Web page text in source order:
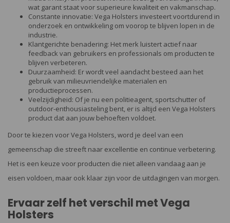
wat garant staat voor superieure kwaliteit en vakmanschap.
Constante innovatie: Vega Holsters investeert voortdurend in
onderzoek en ontwikkeling om voorop te blijven lopen in de
industrie.
Klantgerichte benadering: Het merk luistert actief naar
feedback van gebruikers en professionals om producten te
blijven verbeteren.
Duurzaamheid: Er wordt veel aandacht besteed aan het
gebruik van milieuvriendelijke materialen en
productieprocessen.
Veelzijdigheid: Of je nu een politieagent, sportschutter of
outdoor-enthousiasteling bent, er is altijd een Vega Holsters
product dat aan jouw behoeften voldoet.
Door te kiezen voor Vega Holsters, word je deel van een
gemeenschap die streeft naar excellentie en continue verbetering.
Het is een keuze voor producten die niet alleen vandaag aan je
eisen voldoen, maar ook klaar zijn voor de uitdagingen van morgen.
Ervaar zelf het verschil met Vega
Holsters